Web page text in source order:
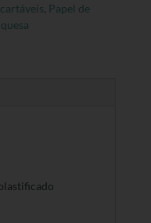
, Papel de